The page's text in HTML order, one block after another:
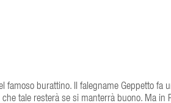
famoso burattino. Il falegname Geppetto fa
tale resterà se si manterrà buono. Ma in